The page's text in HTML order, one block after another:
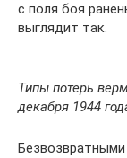
с поля боя
выглядит так.
Типы потерь
декабря 1944